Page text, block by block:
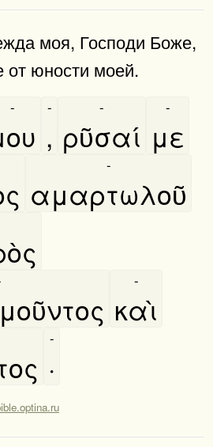
моя, Господи Боже,
от юности моей.
-
,
-
ρῦσαί
-
με
-
αμαρτωλοῦ
-
καὶ
-
·
-